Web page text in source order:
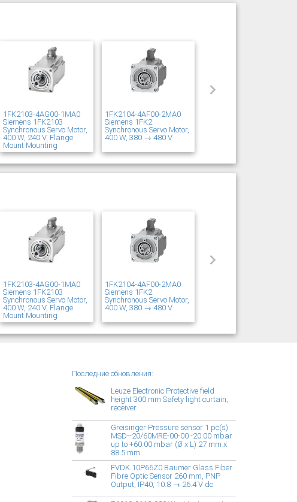
1FK2103-4AG00-1MA0
Siemens 1FK2103
Synchronous Servo Motor,
400 W, 240 V, Flange
Mount Mounting
1FK2104-4AF00-2MA0
Siemens 1FK2
Synchronous Servo Motor,
400 W, 380 → 480 V
1FK2103-4AG00-1MA0
Siemens 1FK2103
Synchronous Servo Motor,
400 W, 240 V, Flange
Mount Mounting
1FK2104-4AF00-2MA0
Siemens 1FK2
Synchronous Servo Motor,
400 W, 380 → 480 V
Последние обновления:
Leuze Electronic Protective field
height 300 mm Safety light curtain,
receiver
Greisinger Pressure sensor 1 pc(s)
MSD--20/60MRE-00-00 -20.00 mbar
up to +60.00 mbar (Ø x L) 27 mm x
88.5 mm
FVDK 10P66Z0 Baumer Glass Fiber
Fibre Optic Sensor 260 mm, PNP
Output, IP40, 10.8 → 26.4 V dc